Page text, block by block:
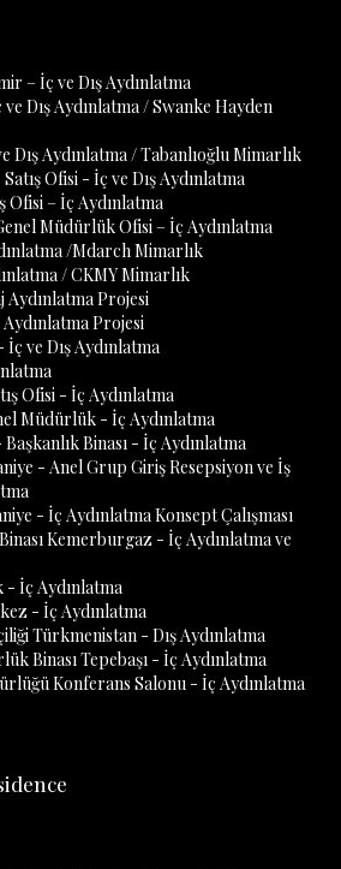
– İç ve Dış Aydınlatma
Dış Aydınlatma / Swanke Hayden
Dış Aydınlatma / Tabanlıoğlu Mimarlık
Ofisi - İç ve Dış Aydınlatma
Ofisi – İç Aydınlatma
Müdürlük Ofisi – İç Aydınlatma
/Mdarch Mimarlık
/ CKMY Mimarlık
Projesi
Projesi
ve Dış Aydınlatma
Ofisi - İç Aydınlatma
Müdürlük - İç Aydınlatma
Binası - İç Aydınlatma
- Anel Grup Giriş Resepsiyon ve İş
- İç Aydınlatma Konsept Çalışması
Kemerburgaz - İç Aydınlatma ve
- İç Aydınlatma
- İç Aydınlatma
Türkmenistan - Dış Aydınlatma
Binası Tepebaşı - İç Aydınlatma
Konferans Salonu - İç Aydınlatma